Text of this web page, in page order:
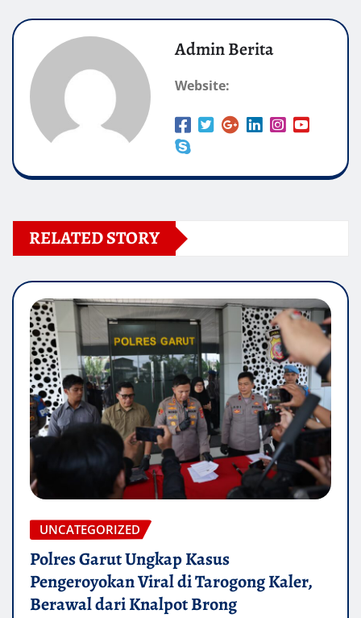
Admin Berita
Website:
RELATED STORY
UNCATEGORIZED
Polres Garut Ungkap Kasus
Pengeroyokan Viral di Tarogong Kaler,
Berawal dari Knalpot Brong